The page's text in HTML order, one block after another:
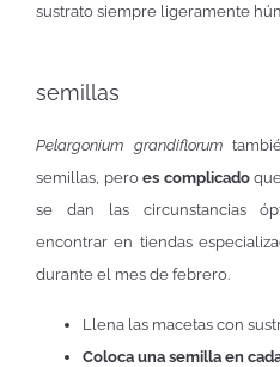
sustrato siempre ligeramente
semillas
Pelargonium grandiflorum
semillas, peroes complicado
se dan las circunstancias
encontrar en tiendas
durante el mes de febrero.
Llena las macetas con
Coloca una semilla en